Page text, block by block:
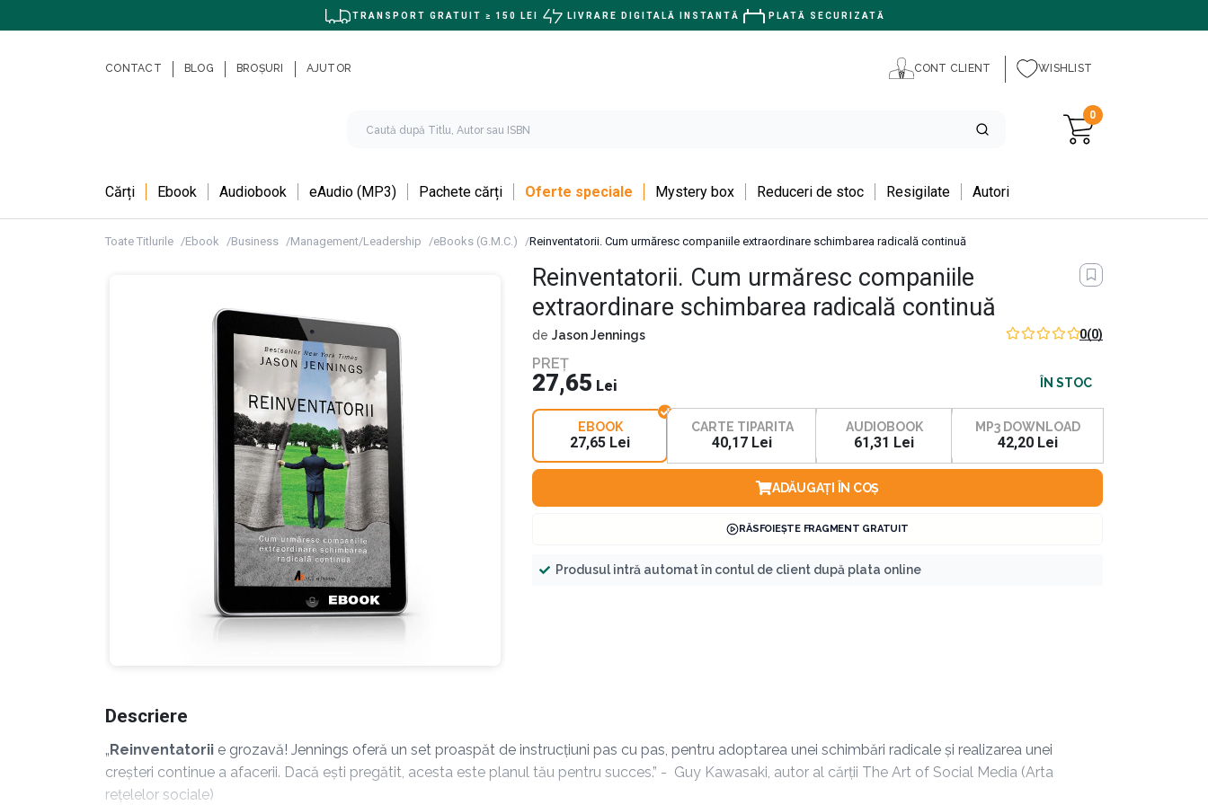
TRANSPORT GRATUIT ≥ 150 LEI LIVRARE DIGITALĂ INSTANTĂ PLATĂ SECURIZATĂ
CONTACT BLOG BROȘURI AJUTOR CONT CLIENT WISHLIST
0
Cărți Ebook Audiobook eAudio (MP3) Pachete cărți Oferte speciale Mystery box Reduceri de stoc Resigilate Autori
Toate Titlurile Ebook Business Management/Leadership eBooks (G.M.C.) Reinventatorii. Cum urmăresc companiile extraordinare schimbarea radicală continuă
Reinventatorii. Cum urmăresc companiile
extraordinare schimbarea radicală continuă
de Jason Jennings 0(0)
PREȚ
27,65 Lei ÎN STOC
EBOOK
27,65 Lei
CARTE TIPARITA
40,17 Lei
AUDIOBOOK
61,31 Lei
MP3 DOWNLOAD
42,20 Lei
ADĂUGAȚI ÎN COȘ
RĂSFOIEȘTE FRAGMENT GRATUIT
Produsul intră automat în contul de client după plata online
Descriere
„Reinventatorii e grozavă! Jennings oferă un set proaspăt de instrucțiuni pas cu pas, pentru adoptarea unei schimbări radicale și realizarea unei
creșteri continue a afacerii. Dacă ești pregătit, acesta este planul tău pentru succes.” - Guy Kawasaki, autor al cărții The Art of Social Media (Arta
rețelelor sociale)